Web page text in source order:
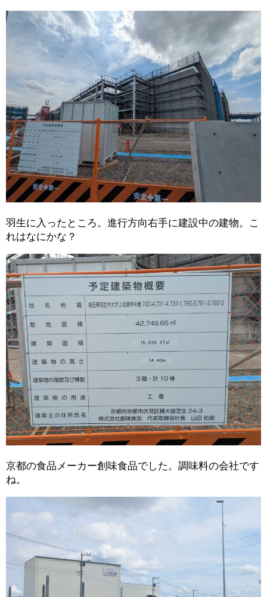
羽生に入ったところ。進行方向右手に建設中の建物。こ
れはなにかな？
京都の食品メーカー創味食品でした。調味料の会社です
ね。